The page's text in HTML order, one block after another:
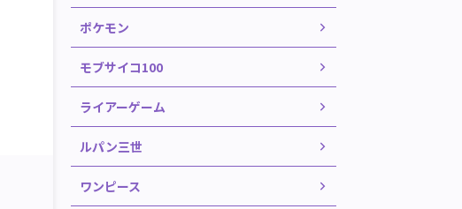
ポケモン
モブサイコ100
ライアーゲーム
ルパン三世
ワンピース